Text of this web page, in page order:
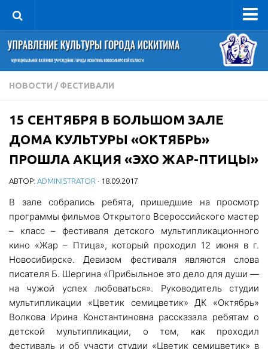
Управление
Руководитель
Сведения об организации
Книга почета культуры
Фотогалерея
Документы
Учредительные документы
Правовая база
Противодействие коррупции
Отчеты о деятельности
Учреждения культуры
МБУ Дом культуры «Молодость»
МБУ Дом культуры «Октябрь»
МБОУ ДО «Детская школа искусств»
МБОУ ДО «Детская музыкальная школа»
НОВОСТИ / ФЕСТИВАЛИ
15 СЕНТЯБРЯ В БОЛЬШОМ ЗАЛЕ
ДОМА КУЛЬТУРЫ «ОКТЯБРЬ»
ПРОШЛА АКЦИЯ «ЭХО ЖАР-ПТИЦЫ»
АВТОР: ADMINISTRATOR · 18.09.2017
В зале собрались ребята, пришедшие на просмотр
программы фильмов Открытого Всероссийского мастер
– класс – фестиваля детского мультипликационного
кино «Жар – Птица», который проходил 12 июня в г.
Новосибирске. Девизом фестиваля являются слова
писателя Б. Шергина «Прибыльное это дело для души —
на чужой успех любоваться». Руководитель студии
мультипликации «Цветик семицветик» ДК «Октябрь»
Волкова Ирина Константиновна рассказала ребятам о
детской мультипликации, о том, как проходил
фестиваль и об участи студии «Цветик семицветик» в